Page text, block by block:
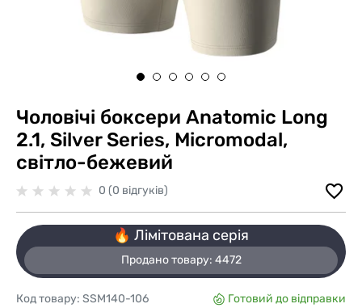
Чоловічі боксери Anatomic Long
2.1, Silver Series, Micromodal,
світло-бежевий
0 (0 відгуків)
🔥 Лімітована серія
Продано товару: 4472
Код товару: SSM140-106 Готовий до відправки